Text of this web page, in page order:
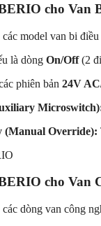
cho Van
model van bi
là dòng On/Off(2
phiên bản 24V
(Manual Override):
cho Van
dòng van công